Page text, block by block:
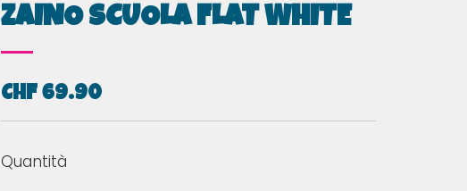
ZAINO SCUOLA FLAT WHITE
PREZZO
CHF 69.90
Quantità